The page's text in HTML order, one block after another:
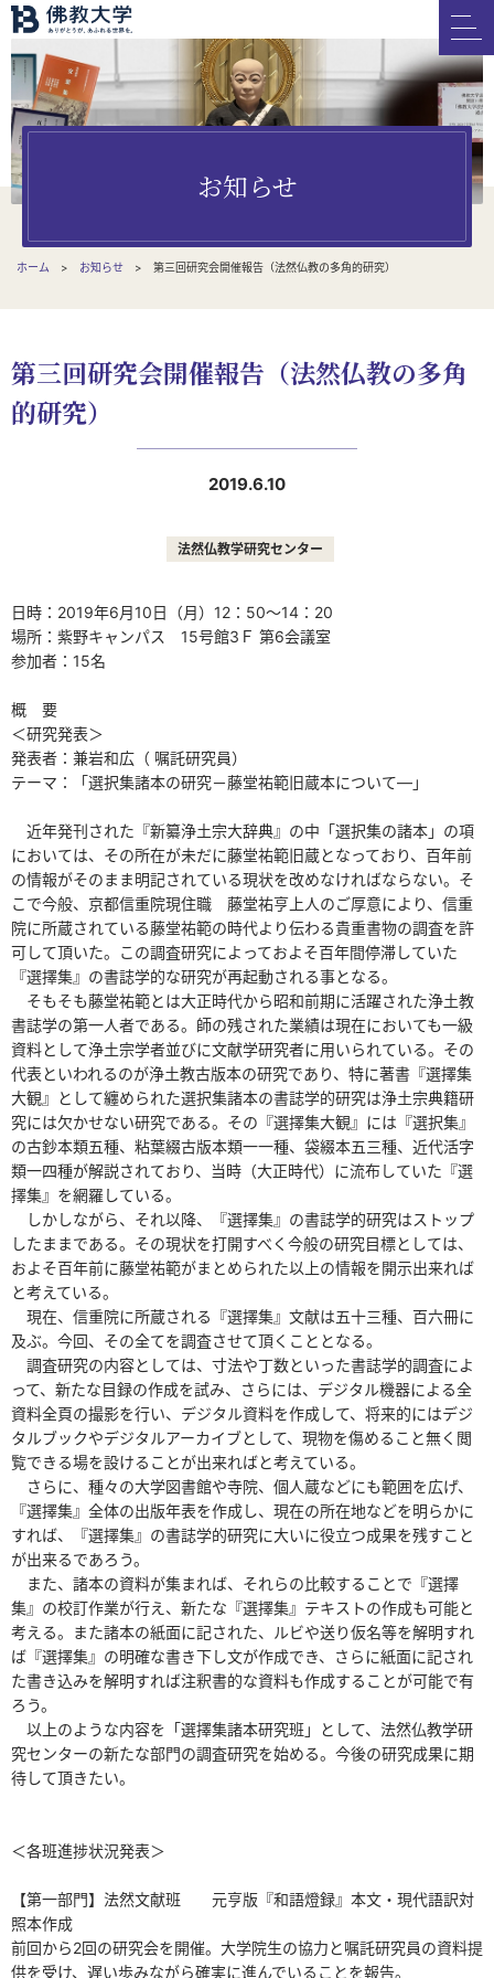
お知らせ
ホーム お知らせ 第三回研究会開催報告（法然仏教の多角的研究）
第三回研究会開催報告（法然仏教の多角
的研究）
2019.6.10
法然仏教学研究センター
日時：2019年6月10日（月）12：50～14：20
場所：紫野キャンパス 15号館3Ｆ 第6会議室
参加者：15名
概 要
＜研究発表＞
発表者：兼岩和広（ 嘱託研究員）
テーマ：「選択集諸本の研究－藤堂祐範旧蔵本について―」
近年発刊された『新纂浄土宗大辞典』の中「選択集の諸本」の項
においては、その所在が未だに藤堂祐範旧蔵となっており、百年前
の情報がそのまま明記されている現状を改めなければならない。そ
こで今般、京都信重院現住職 藤堂祐亨上人のご厚意により、信重
院に所蔵されている藤堂祐範の時代より伝わる貴重書物の調査を許
可して頂いた。この調査研究によっておよそ百年間停滞していた
『選擇集』の書誌学的な研究が再起動される事となる。
そもそも藤堂祐範とは大正時代から昭和前期に活躍された浄土教
書誌学の第一人者である。師の残された業績は現在においても一級
資料として浄土宗学者並びに文献学研究者に用いられている。その
代表といわれるのが浄土教古版本の研究であり、特に著書『選擇集
大観』として纏められた選択集諸本の書誌学的研究は浄土宗典籍研
究には欠かせない研究である。その『選擇集大観』には『選択集』
の古鈔本類五種、粘葉綴古版本類一一種、袋綴本五三種、近代活字
類一四種が解説されており、当時（大正時代）に流布していた『選
擇集』を網羅している。
しかしながら、それ以降、『選擇集』の書誌学的研究はストップ
したままである。その現状を打開すべく今般の研究目標としては、
およそ百年前に藤堂祐範がまとめられた以上の情報を開示出来れば
と考えている。
現在、信重院に所蔵される『選擇集』文献は五十三種、百六冊に
及ぶ。今回、その全てを調査させて頂くこととなる。
調査研究の内容としては、寸法や丁数といった書誌学的調査によ
って、新たな目録の作成を試み、さらには、デジタル機器による全
資料全頁の撮影を行い、デジタル資料を作成して、将来的にはデジ
タルブックやデジタルアーカイブとして、現物を傷めること無く閲
覧できる場を設けることが出来ればと考えている。
さらに、種々の大学図書館や寺院、個人蔵などにも範囲を広げ、
『選擇集』全体の出版年表を作成し、現在の所在地などを明らかに
すれば、『選擇集』の書誌学的研究に大いに役立つ成果を残すこと
が出来るであろう。
また、諸本の資料が集まれば、それらの比較することで『選擇
集』の校訂作業が行え、新たな『選擇集』テキストの作成も可能と
考える。また諸本の紙面に記された、ルビや送り仮名等を解明すれ
ば『選擇集』の明確な書き下し文が作成でき、さらに紙面に記され
た書き込みを解明すれば注釈書的な資料も作成することが可能で有
ろう。
以上のような内容を「選擇集諸本研究班」として、法然仏教学研
究センターの新たな部門の調査研究を始める。今後の研究成果に期
待して頂きたい。
＜各班進捗状況発表＞
【第一部門】法然文献班 元亨版『和語燈録』本文・現代語訳対
照本作成
前回から2回の研究会を開催。大学院生の協力と嘱託研究員の資料提
供を受け、遅い歩みながら確実に進んでいることを報告。